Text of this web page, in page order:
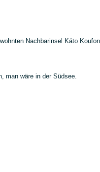
Nachbarinsel Káto
man wäre in der Südsee.